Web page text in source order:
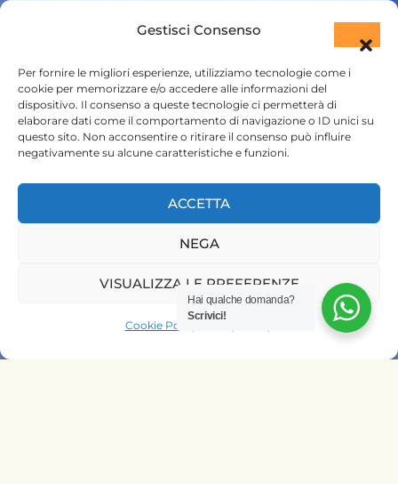
Gestisci Consenso
Per fornire le migliori esperienze, utilizziamo tecnologie come i
cookie per memorizzare e/o accedere alle informazioni del
dispositivo. Il consenso a queste tecnologie ci permetterà di
elaborare dati come il comportamento di navigazione o ID unici su
questo sito. Non acconsentire o ritirare il consenso può influire
negativamente su alcune caratteristiche e funzioni.
ACCETTA
NEGA
VISUALIZZA LE PREFERENZE
Cookie Policy
ktsafaris5177@gmail.com
SAFARI KENYA
SAFARI TANZANIA
Hai qualche domanda?
Scrivici!